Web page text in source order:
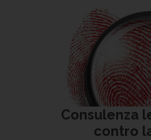
Consulenza
contro